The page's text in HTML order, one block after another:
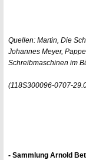
Quellen: Martin, Die
Johannes Meyer,
Schreibmaschinen im
(118S300096-0707-
- Sammlung Arnold